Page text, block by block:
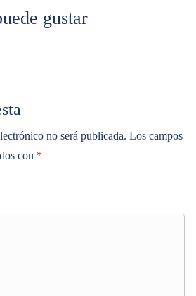
gustar
no será publicada. Los campos
con *